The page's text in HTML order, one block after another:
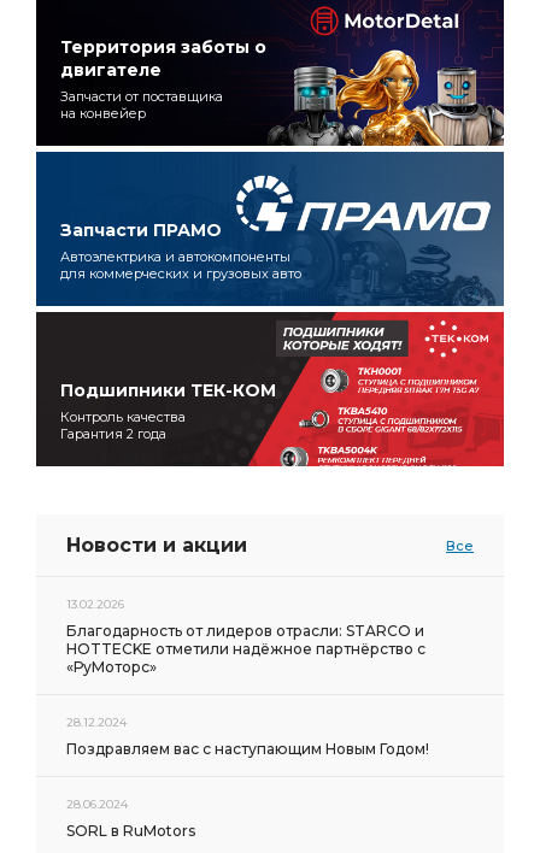
Территория заботы о
двигателе
Запчасти от поставщика
на конвейер
Запчасти ПРАМО
Автоэлектрика и автокомпоненты
для коммерческих и грузовых авто
Подшипники ТЕК-КОМ
Контроль качества
Гарантия 2 года
Новости и акции Все
13.02.2026
Благодарность от лидеров отрасли: STARCO и
HOTTECKE отметили надёжное партнёрство с
«РуМоторс»
28.12.2024
Поздравляем вас с наступающим Новым Годом!
28.06.2024
SORL в RuMotors